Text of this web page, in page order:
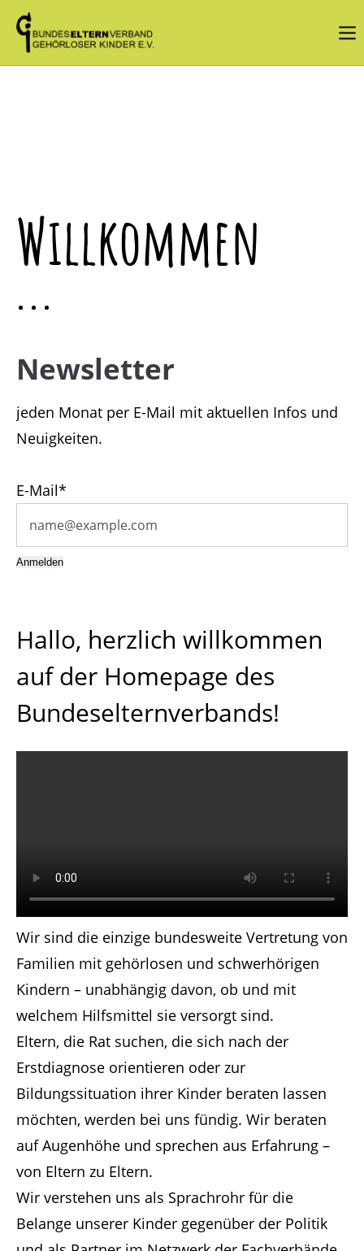
Login
Angemeldet bleiben
Lorem ipsum dolor sit amet:
24h
Get in touch
Cybersteel Inc.
376-293 City Road, Suite 600
San Francisco, CA 94102
About us
Lorem ipsum dolor sit amet, consectetuer
adipiscing elit.
Aenean commodo ligula eget dolor. Aenean
massa. Cum sociis natoque penatibus et
magnis dis parturient montes, nascetur
ridiculus mus. Donec quam felis, ultricies nec.
Willkommen
Newsletter
jeden Monat per E-Mail mit aktuellen Infos und
Neuigkeiten.
E-Mail*
Anmelden
Hallo, herzlich willkommen
auf der Homepage des
Bundeselternverbands!
Wir sind die einzige bundesweite Vertretung von
Familien mit gehörlosen und schwerhörigen
Kindern – unabhängig davon, ob und mit
welchem Hilfsmittel sie versorgt sind.
Eltern, die Rat suchen, die sich nach der
Erstdiagnose orientieren oder zur
Bildungssituation ihrer Kinder beraten lassen
möchten, werden bei uns fündig. Wir beraten
auf Augenhöhe und sprechen aus Erfahrung –
von Eltern zu Eltern.
Wir verstehen uns als Sprachrohr für die
Belange unserer Kinder gegenüber der Politik